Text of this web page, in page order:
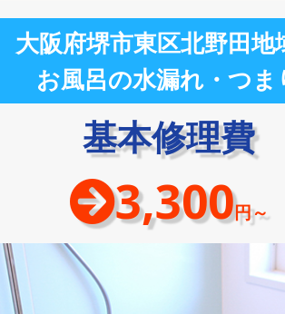
大阪府堺市東区北野田地
お風呂の水漏れ・つま
基本修理費
3,300円～